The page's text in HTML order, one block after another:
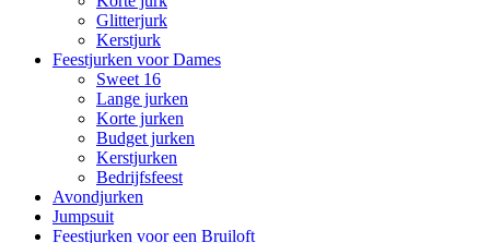
Glitterjurk
Kerstjurk
Feestjurken voor Dames
Sweet 16
Lange jurken
Korte jurken
Budget jurken
Kerstjurken
Bedrijfsfeest
Avondjurken
Jumpsuit
Feestjurken voor een Bruiloft